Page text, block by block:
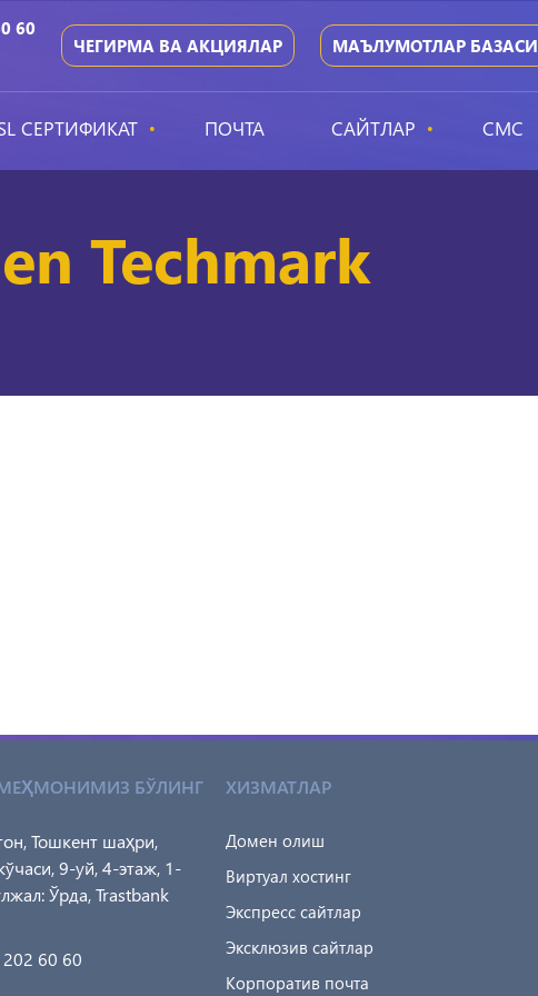
60
ЧЕГИРМА ВА АКЦИЯЛАР МАЪЛУМОТЛАР БАЗАСИ
СЕРТИФИКАТ ПОЧТА САЙТЛАР СМС
Techmark
БЎЛИНГ
Тошкент шаҳри,
9-уй, 4-этаж, 1-
Ўрда, Trastbank
60 60
ХИЗМАТЛАР
Домен олиш
Виртуал хостинг
Экспресс сайтлар
Эксклюзив сайтлар
Корпоратив почта